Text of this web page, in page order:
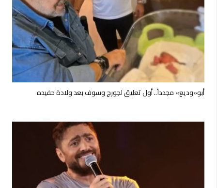
أبو«وديع» مجدداً.. أول تعليق لجورج وسوف بعد ولادة حفيده